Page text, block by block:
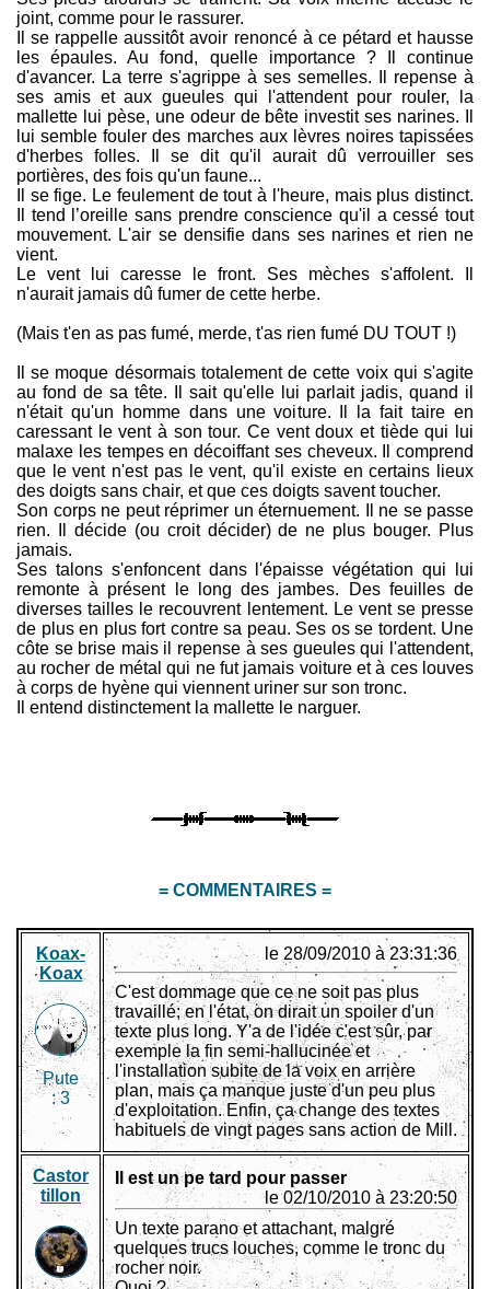
joint, comme pour le rassurer.
Il se rappelle aussitôt avoir renoncé à ce pétard et hausse
les épaules. Au fond, quelle importance ? Il continue
d'avancer. La terre s'agrippe à ses semelles. Il repense à
ses amis et aux gueules qui l'attendent pour rouler, la
mallette lui pèse, une odeur de bête investit ses narines. Il
lui semble fouler des marches aux lèvres noires tapissées
d'herbes folles. Il se dit qu'il aurait dû verrouiller ses
portières, des fois qu'un faune...
Il se fige. Le feulement de tout à l'heure, mais plus distinct.
Il tend l’oreille sans prendre conscience qu'il a cessé tout
mouvement. L'air se densifie dans ses narines et rien ne
vient.
Le vent lui caresse le front. Ses mèches s'affolent. Il
n'aurait jamais dû fumer de cette herbe.
(Mais t'en as pas fumé, merde, t'as rien fumé DU TOUT !)
Il se moque désormais totalement de cette voix qui s'agite
au fond de sa tête. Il sait qu'elle lui parlait jadis, quand il
n'était qu'un homme dans une voiture. Il la fait taire en
caressant le vent à son tour. Ce vent doux et tiède qui lui
malaxe les tempes en décoiffant ses cheveux. Il comprend
que le vent n'est pas le vent, qu'il existe en certains lieux
des doigts sans chair, et que ces doigts savent toucher.
Son corps ne peut réprimer un éternuement. Il ne se passe
rien. Il décide (ou croit décider) de ne plus bouger. Plus
jamais.
Ses talons s'enfoncent dans l'épaisse végétation qui lui
remonte à présent le long des jambes. Des feuilles de
diverses tailles le recouvrent lentement. Le vent se presse
de plus en plus fort contre sa peau. Ses os se tordent. Une
côte se brise mais il repense à ses gueules qui l'attendent,
au rocher de métal qui ne fut jamais voiture et à ces louves
à corps de hyène qui viennent uriner sur son tronc.
Il entend distinctement la mallette le narguer.
= COMMENTAIRES =
Koax-
Koax
Pute
:3
le 28/09/2010 à 23:31:36
C'est dommage que ce ne soit pas plus
travaillé; en l'état, on dirait un spoiler d'un
texte plus long. Y'a de l'idée c'est sûr, par
exemple la fin semi-hallucinée et
l'installation subite de la voix en arrière
plan, mais ça manque juste d'un peu plus
d'exploitation. Enfin, ça change des textes
habituels de vingt pages sans action de Mill.
Castor
tillon
Il est un pe tard pour passer
le 02/10/2010 à 23:20:50
Un texte parano et attachant, malgré
quelques trucs louches, comme le tronc du
rocher noir.